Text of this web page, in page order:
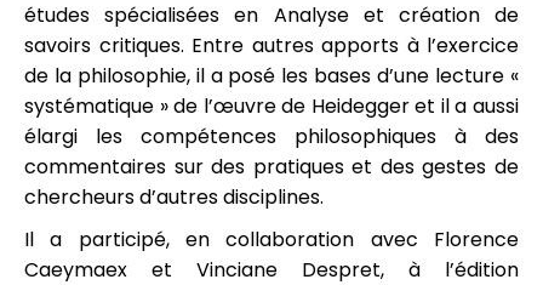
études spécialisées en Analyse et création de
savoirs critiques. Entre autres apports à l’exercice
de la philosophie, il a posé les bases d’une lecture «
systématique » de l’œuvre de Heidegger et il a aussi
élargi les compétences philosophiques à des
commentaires sur des pratiques et des gestes de
chercheurs d’autres disciplines.
Il a participé, en collaboration avec Florence
Caeymaex et Vinciane Despret, à l’édition